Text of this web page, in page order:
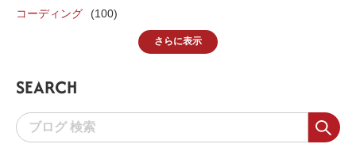
コーディング
(100)
さらに表示
SEARCH